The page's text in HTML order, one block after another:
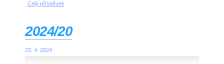
Celý příspěvek
2024/20
23. 4. 2024